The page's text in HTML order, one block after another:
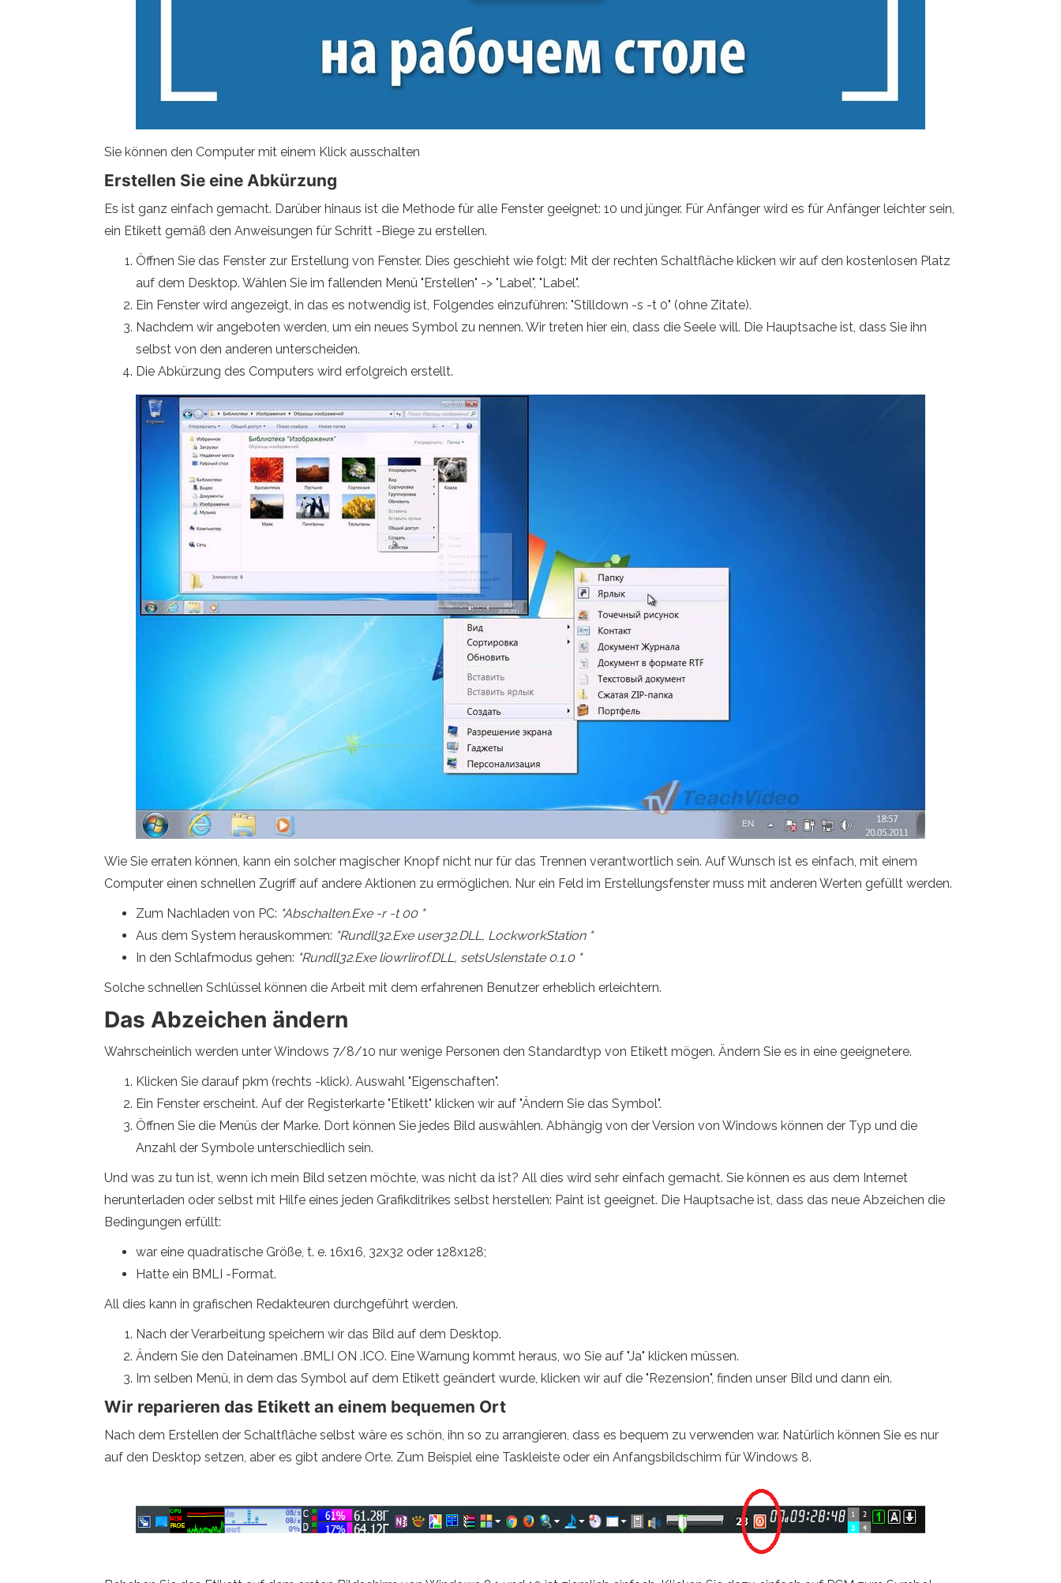
Sie können den Computer mit einem Klick ausschalten
Erstellen Sie eine Abkürzung
Es ist ganz einfach gemacht. Darüber hinaus ist die Methode für alle Fenster geeignet: 10 und jünger. Für Anfänger wird es für Anfänger leichter sein,
ein Etikett gemäß den Anweisungen für Schritt -Biege zu erstellen.
Öffnen Sie das Fenster zur Erstellung von Fenster. Dies geschieht wie folgt: Mit der rechten Schaltfläche klicken wir auf den kostenlosen Platz
auf dem Desktop. Wählen Sie im fallenden Menü "Erstellen" -> "Label", "Label".
Ein Fenster wird angezeigt, in das es notwendig ist, Folgendes einzuführen: "Stilldown -s -t 0" (ohne Zitate).
Nachdem wir angeboten werden, um ein neues Symbol zu nennen. Wir treten hier ein, dass die Seele will. Die Hauptsache ist, dass Sie ihn
selbst von den anderen unterscheiden.
Die Abkürzung des Computers wird erfolgreich erstellt.
Wie Sie erraten können, kann ein solcher magischer Knopf nicht nur für das Trennen verantwortlich sein. Auf Wunsch ist es einfach, mit einem
Computer einen schnellen Zugriff auf andere Aktionen zu ermöglichen. Nur ein Feld im Erstellungsfenster muss mit anderen Werten gefüllt werden.
Zum Nachladen von PC: "Abschalten.Exe -r -t 00 "
Aus dem System herauskommen: "Rundll32.Exe user32.DLL, LockworkStation "
In den Schlafmodus gehen: "Rundll32.Exe liowrlirof.DLL, setsUslenstate 0.1.0 "
Solche schnellen Schlüssel können die Arbeit mit dem erfahrenen Benutzer erheblich erleichtern.
Das Abzeichen ändern
Wahrscheinlich werden unter Windows 7/8/10 nur wenige Personen den Standardtyp von Etikett mögen. Ändern Sie es in eine geeignetere.
Klicken Sie darauf pkm (rechts -klick). Auswahl "Eigenschaften".
Ein Fenster erscheint. Auf der Registerkarte "Etikett" klicken wir auf "Ändern Sie das Symbol".
Öffnen Sie die Menüs der Marke. Dort können Sie jedes Bild auswählen. Abhängig von der Version von Windows können der Typ und die
Anzahl der Symbole unterschiedlich sein.
Und was zu tun ist, wenn ich mein Bild setzen möchte, was nicht da ist? All dies wird sehr einfach gemacht. Sie können es aus dem Internet
herunterladen oder selbst mit Hilfe eines jeden Grafikditrikes selbst herstellen: Paint ist geeignet. Die Hauptsache ist, dass das neue Abzeichen die
Bedingungen erfüllt:
war eine quadratische Größe, t. e. 16x16, 32x32 oder 128x128;
Hatte ein BMLI -Format.
All dies kann in grafischen Redakteuren durchgeführt werden.
Nach der Verarbeitung speichern wir das Bild auf dem Desktop.
Ändern Sie den Dateinamen .BMLI ON .ICO. Eine Warnung kommt heraus, wo Sie auf "Ja" klicken müssen.
Im selben Menü, in dem das Symbol auf dem Etikett geändert wurde, klicken wir auf die "Rezension", finden unser Bild und dann ein.
Wir reparieren das Etikett an einem bequemen Ort
Nach dem Erstellen der Schaltfläche selbst wäre es schön, ihn so zu arrangieren, dass es bequem zu verwenden war. Natürlich können Sie es nur
auf den Desktop setzen, aber es gibt andere Orte. Zum Beispiel eine Taskleiste oder ein Anfangsbildschirm für Windows 8.